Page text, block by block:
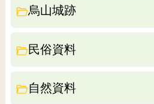
烏山城跡
民俗資料
自然資料